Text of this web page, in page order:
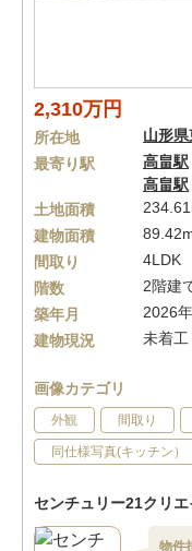
2,310万円
所在地 山形県
最寄り駅
高畠駅
高畠駅
土地面積
建物面積
間取り
4LDK
階数
2階建
築年月
2026
建物現況
未着工
画像カテゴリ
外観 間取り
同仕様写真(キッチン）
センチュリー21クリ
物件